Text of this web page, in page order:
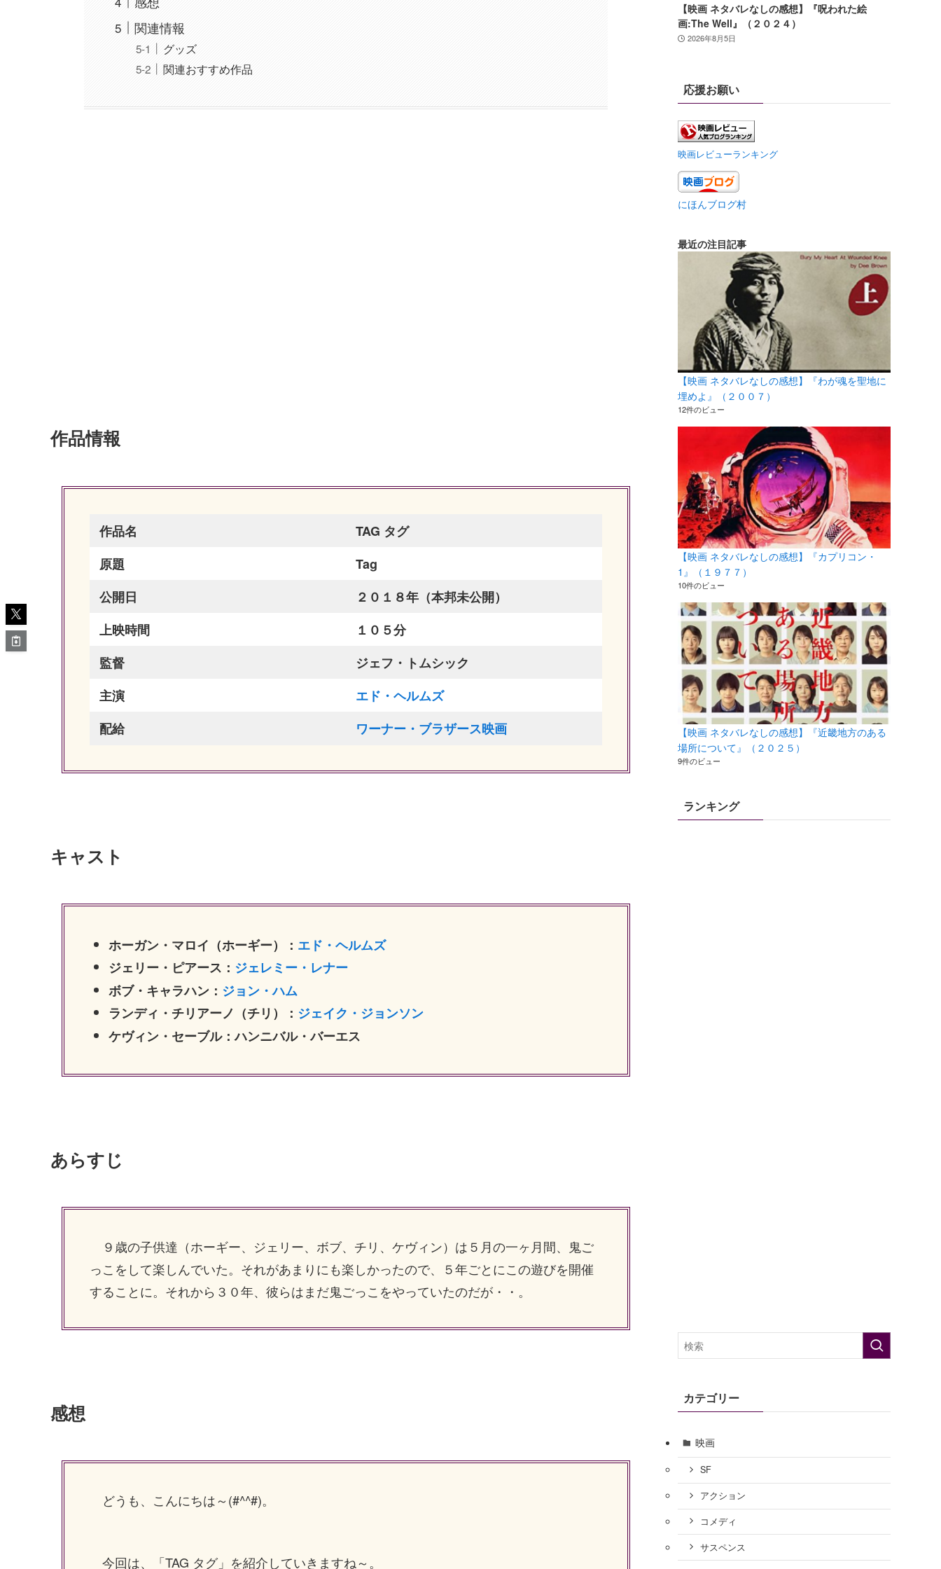
関連情報
グッズ
関連おすすめ作品
作品情報
作品名
TAG タグ
原題
Tag
公開日
２０１８年（本邦未公開）
上映時間
１０５分
監督
ジェフ・トムシック
主演
エド・ヘルムズ
配給
ワーナー・ブラザース映画
キャスト
ホーガン・マロイ（ホーギー）： エド・ヘルムズ
ジェリー・ピアース： ジェレミー・レナー
ボブ・キャラハン： ジョン・ハム
ランディ・チリアーノ（チリ）： ジェイク・ジョンソン
ケヴィン・セーブル：ハンニバル・バーエス
あらすじ
９歳の子供達（ホーギー、ジェリー、ボブ、チリ、ケヴィン）は５月の一ヶ月間、鬼ご
っこをして楽しんでいた。それがあまりにも楽しかったので、５年ごとにこの遊びを開催
することに。それから３０年、彼らはまだ鬼ごっこをやっていたのだが・・。
感想
どうも、こんにちは～(#^^#)。
今回は、「TAG タグ」を紹介していきますね～。
【映画 ネタバレなしの感想】『呪われた絵
画:The Well』（２０２４）
2026年8月5日
応援お願い
映画レビューランキング
にほんブログ村
最近の注目記事
【映画 ネタバレなしの感想】『わが魂を聖地に
埋めよ』（２００７）
12件のビュー
【映画 ネタバレなしの感想】『カプリコン・
1』（１９７７）
10件のビュー
【映画 ネタバレなしの感想】『近畿地方のある
場所について』（２０２５）
9件のビュー
ランキング
カテゴリー
映画
SF
アクション
コメディ
サスペンス